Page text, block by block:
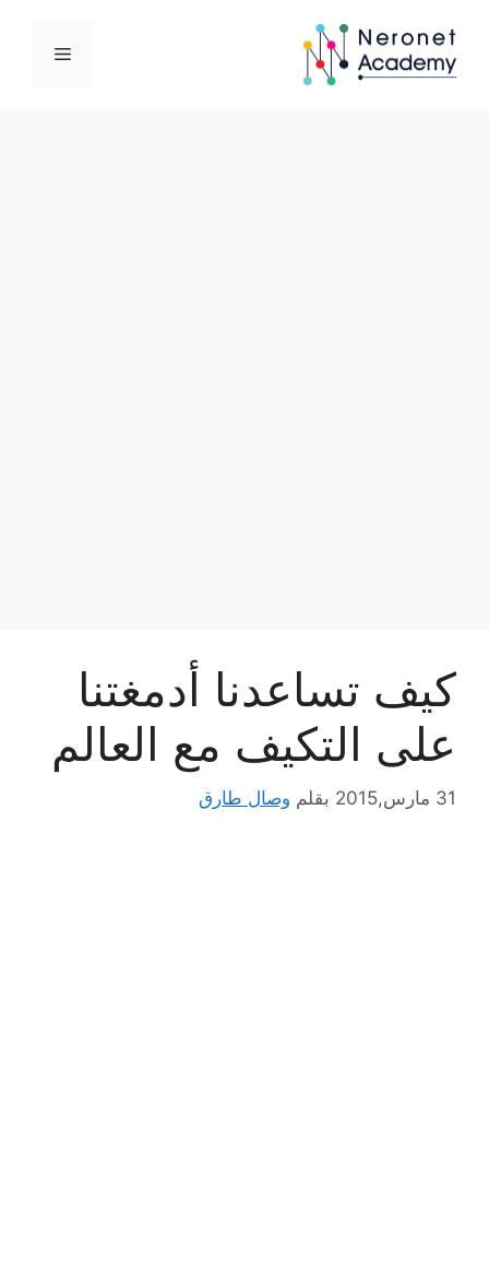
المحتوى
القائمة
كيف تساعدنا أدمغتنا
على التكيف مع العالم
31 مارس,2015 بقلم وصال طارق